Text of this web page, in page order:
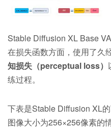
Stable Diffusion XL Base
在损失函数方面，使用了久
知损失（perceptual loss）
练过程。
下表是Stable Diffusion XL
图像大小为256×256像素的